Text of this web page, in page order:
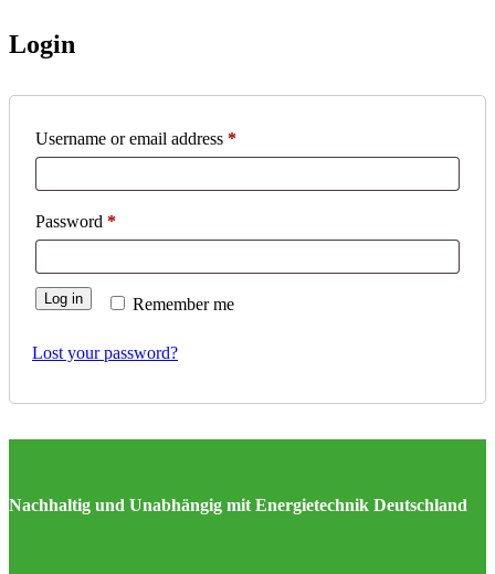
Login
Username or email address *Required
Password *Required
Remember me
Log in
Lost your password?
Nachhaltig und Unabhängig mit Energietechnik Deutschland